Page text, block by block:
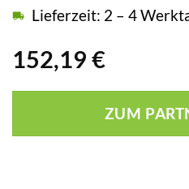
152,19 €
Lieferzeit: 2 – 4
ZUM